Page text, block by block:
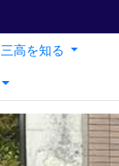
三高を知る